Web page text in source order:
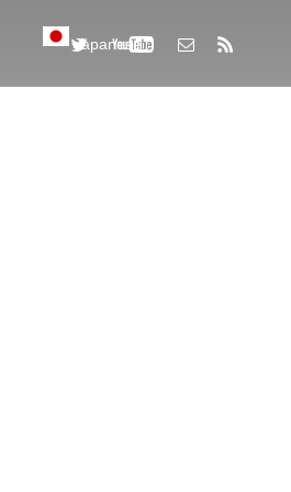
Japanese